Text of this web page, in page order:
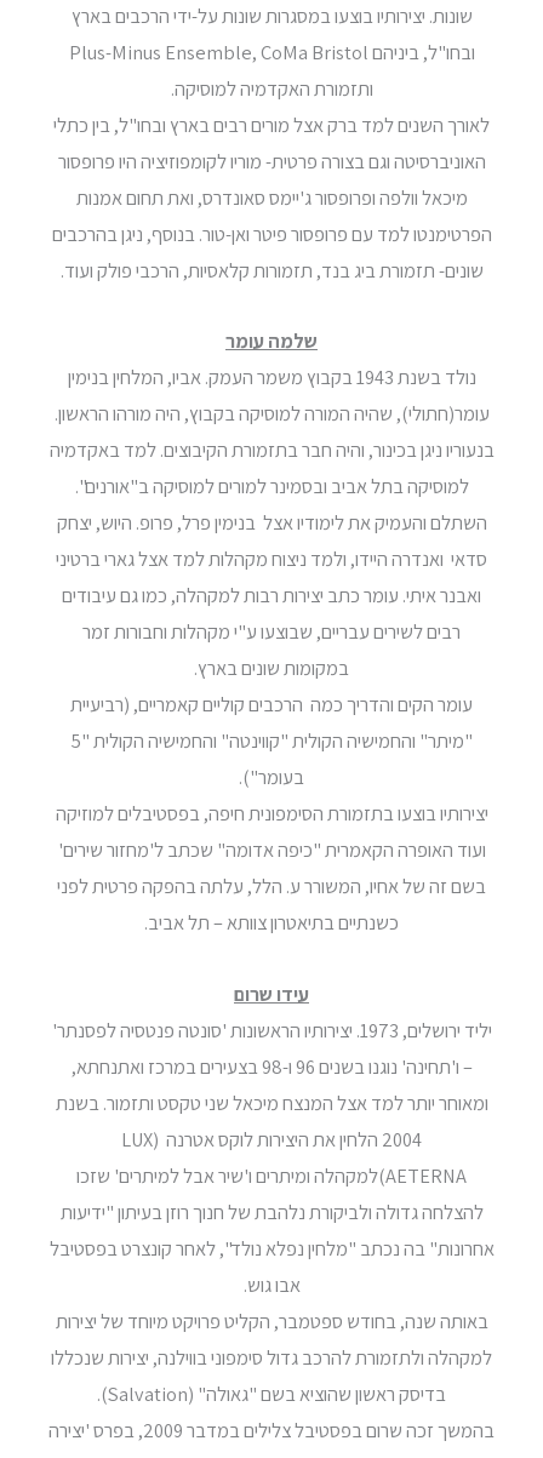
שונות. יצירותיו בוצעו במסגרות שונות על-ידי הרכבים בארץ
ובחו"ל, ביניהם Plus-Minus Ensemble, CoMa Bristol
ותזמורת האקדמיה למוסיקה.
לאורך השנים למד ברק אצל מורים רבים בארץ ובחו"ל, בין כתלי
האוניברסיטה וגם בצורה פרטית- מוריו לקומפוזיציה היו פרופסור
מיכאל וולפה ופרופסור ג'יימס סאונדרס, ואת תחום אמנות
הפרטימנטו למד עם פרופסור פיטר ואן-טור. בנוסף, ניגן בהרכבים
שונים- תזמורת ביג בנד, תזמורות קלאסיות, הרכבי פולק ועוד.
שלמה עומר
נולד בשנת 1943 בקבוץ משמר העמק. אביו, המלחין בנימין
עומר(חתולי), שהיה המורה למוסיקה בקבוץ, היה מורהו הראשון.
בנעוריו ניגן בכינור, והיה חבר בתזמורת הקיבוצים. למד באקדמיה
למוסיקה בתל אביב ובסמינר למורים למוסיקה ב"אורנים".
השתלם והעמיק את לימודיו אצל בנימין פרל, פרופ. היוש, יצחק
סדאי ואנדרה היידו, ולמד ניצוח מקהלות למד אצל גארי ברטיני
ואבנר איתי. עומר כתב יצירות רבות למקהלה, כמו גם עיבודים
רבים לשירים עבריים, שבוצעו ע"י מקהלות וחבורות זמר
במקומות שונים בארץ.
עומר הקים והדריך כמה הרכבים קוליים קאמריים, (רביעיית
"מיתר" והחמישיה הקולית "קווינטה" והחמישיה הקולית "5
בעומר").
יצירותיו בוצעו בתזמורת הסימפונית חיפה, בפסטיבלים למוזיקה
ועוד האופרה הקאמרית "כיפה אדומה" שכתב ל'מחזור שירים'
בשם זה של אחיו, המשורר ע. הלל, עלתה בהפקה פרטית לפני
כשנתיים בתיאטרון צוותא – תל אביב.
עידו שרום
יליד ירושלים, 1973. יצירותיו הראשונות 'סונטה פנטסיה לפסנתר'
– ו'תחינה' נוגנו בשנים 96 ו-98 בצעירים במרכז ואתנחתא,
ומאוחר יותר למד אצל המנצח מיכאל שני טקסט ותזמור. בשנת
2004 הלחין את היצירות לוקס אטרנה (LUX
AETERNA)למקהלה ומיתרים ו'שיר אבל למיתרים' שזכו
להצלחה גדולה ולביקורת נלהבת של חנוך רוזן בעיתון "ידיעות
אחרונות" בה נכתב "מלחין נפלא נולד", לאחר קונצרט בפסטיבל
אבו גוש.
באותה שנה, בחודש ספטמבר, הקליט פרויקט מיוחד של יצירות
למקהלה ולתזמורת להרכב גדול סימפוני בווילנה, יצירות שנכללו
בדיסק ראשון שהוציא בשם "גאולה" (Salvation).
בהמשך זכה שרום בפסטיבל צלילים במדבר 2009, בפרס 'יצירה